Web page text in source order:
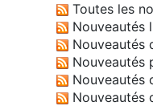
Toutes les
Nouveautés
Nouveautés
Nouveautés
Nouveautés
Nouveautés